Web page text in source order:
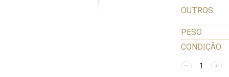
OUTROS
PESO
CONDIÇÃO